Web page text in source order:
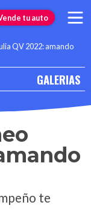
tu auto
QV 2022: amando
GALERIAS
te